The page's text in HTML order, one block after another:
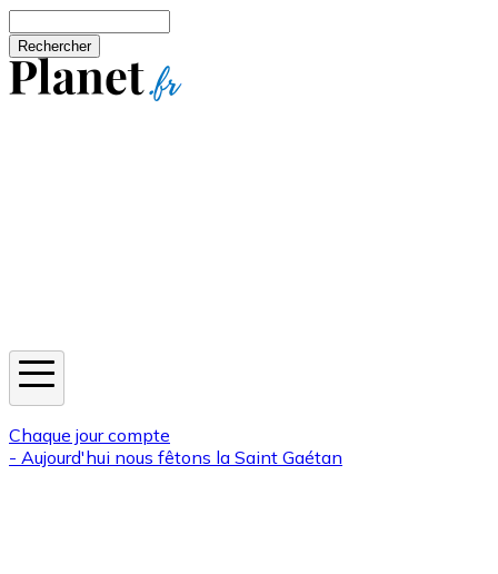
Chaque jour compte
- Aujourd'hui nous fêtons la Saint Gaétan